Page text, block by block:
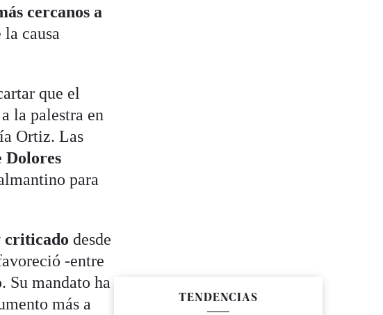
cercanos a
causa
que el
la palestra en
Ortiz. Las
Dolores
para
criticado desde
-entre
Su mandato ha
más a
TENDENCIAS